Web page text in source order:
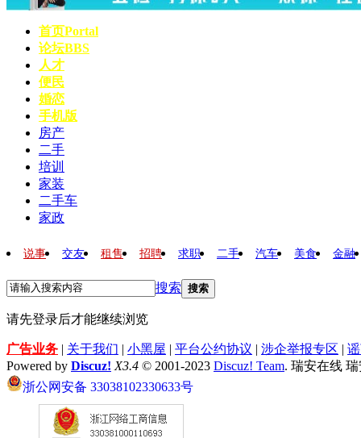
首页Portal
论坛BBS
人才
便民
婚恋
手机版
房产
二手
培训
家装
二手车
家政
说事 交友 租售 招聘 求职 二手 汽车 美食 金融
搜索 搜索
请先登录后才能继续浏览
广告业务 | 关于我们 | 小黑屋 | 平台公约协议 | 涉企举报专区 |
Powered by Discuz! X3.4 © 2001-2023 Discuz! Team. 瑞安在线
浙公网安备 33038102330633号